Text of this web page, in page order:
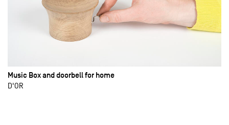
Music Box and doorbell for home
D'OR